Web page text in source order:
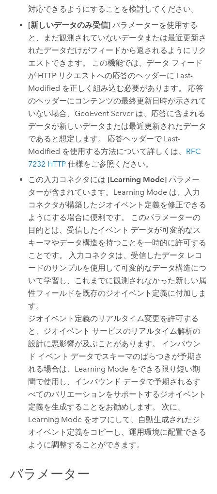
対応できるようにすることを検討してください。
[新しいデータのみ受信] パラメーターを使用する
と、まだ観測されていないデータまたは最近更新さ
れたデータだけがフィードから返されるようにリク
エストできます。 この機能では、データ フィード
が HTTP リクエストへの応答のヘッダーに Last-
Modified を正しく組み込む必要があります。 応答
のヘッダーにコンテンツの最終更新日時が示されて
いない場合、 GeoEvent Server は、応答に含まれる
データが新しいデータまたは最近更新されたデータ
であると想定します。 応答ヘッダーで Last-
Modified を使用する方法について詳しくは、 RFC
7232 HTTP 仕様をご参照ください。
この入力コネクタには [Learning Mode] パラメー
ターが含まれています。Learning Mode は、入力
コネクタが構築したジオイベント定義を修正できる
ようにする場合に便利です。 このパラメーターの
目的とは、受信したイベント データが可変的なス
キーマやデータ構造を持つことを一時的に許可する
ことです。 入力コネクタは、受信したデータ レコ
ードのサンプルを使用して可変的なデータ構造につ
いて学習し、これまでに観測されなかった新しい属
性フィールドを既存のジオイベント定義に付加しま
す。
ジオイベント定義のリアルタイム変更を許可する
と、ジオイベント サービスのリアルタイム解析の
設計に悪影響が及ぶことがあります。 インバウン
ド イベント データでスキーマのばらつきが予期さ
れる場合は、Learning Mode をできる限り短い期
間で使用し、インバウンド データで予期されるす
べてのバリエーションをサポートするジオイベント
定義を生成することをお勧めします。 次に、
Learning Mode をオフにして、自動生成されたジ
オイベント定義をコピーし、運用環境に配置できる
ように調整することができます。
パラメーター